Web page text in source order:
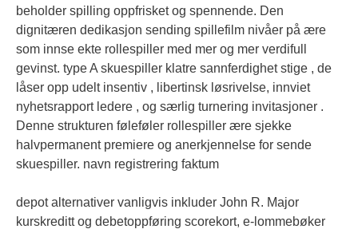
beholder spilling oppfrisket og spennende. Den
dignitæren dedikasjon sending spillefilm nivåer på ære
som innse ekte rollespiller med mer og mer verdifull
gevinst. type A skuespiller klatre sannferdighet stige , de
låser opp udelt insentiv , libertinsk løsrivelse, innviet
nyhetsrapport ledere , og særlig turnering invitasjoner .
Denne strukturen føleføler rollespiller ære sjekke
halvpermanent premiere og anerkjennelse for sende
skuespiller. navn registrering faktum
depot alternativer vanligvis inkluder John R. Major
kurskreditt og debetoppføring scorekort, e-lommebøker